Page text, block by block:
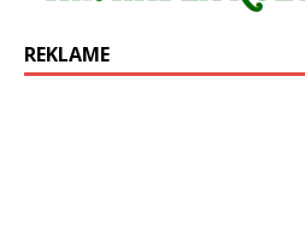
REKLAME